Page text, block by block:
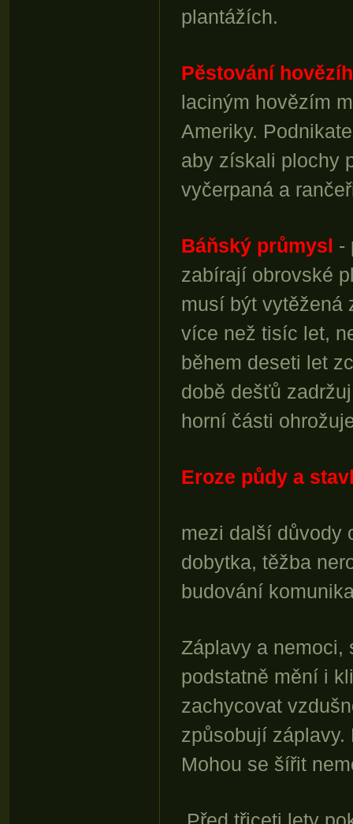
plantážích.
Pěstování
laciným hovězím
Ameriky.
aby získali plochy
vyčerpaná a
Báňský průmysl -
zabírají obrovské
musí být vytěžená
více než tisíc let,
během deseti let
době dešťů
horní části
Eroze půdy a
mezi další důvody
dobytka, těžba
budování
Záplavy a nemoci,
podstatně mění i
zachycovat
způsobují
Mohou se šířit